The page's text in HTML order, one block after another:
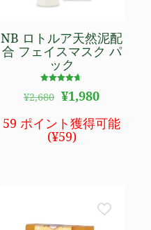
NB ロトルア天然泥配
合 フェイスマスク パ
ック
4.60
¥2,680 元
価
格
は
¥1,980現
の
価
す。
59 ポイント獲得可能
(¥59)